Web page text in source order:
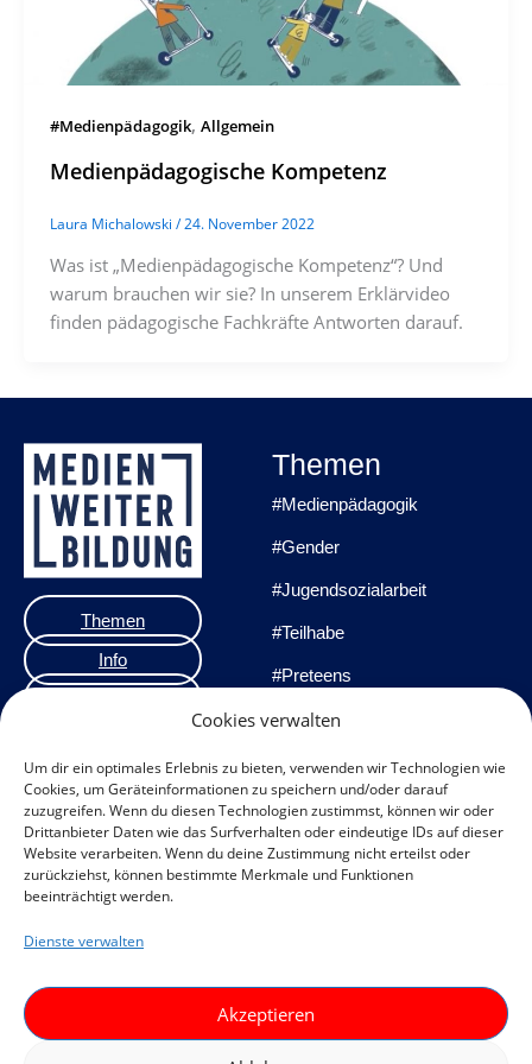
Cookies verwalten
Um dir ein optimales Erlebnis zu bieten, verwenden wir Technologien wie
Cookies, um Geräteinformationen zu speichern und/oder darauf
zuzugreifen. Wenn du diesen Technologien zustimmst, können wir oder
Drittanbieter Daten wie das Surfverhalten oder eindeutige IDs auf dieser
Website verarbeiten. Wenn du deine Zustimmung nicht erteilst oder
zurückziehst, können bestimmte Merkmale und Funktionen
beeinträchtigt werden.
Dienste verwalten
Akzeptieren
#Medienpädagogik, Allgemein
Medienpädagogische Kompetenz
Laura Michalowski /24. November 2022
Was ist „Medienpädagogische Kompetenz“? Und
warum brauchen wir sie? In unserem Erklärvideo
finden pädagogische Fachkräfte Antworten darauf.
Themen
Info
Impressum
Datenschutzerklärung
Datenschutz
F
a
I
n
Themen
#Medienpädagogik
#Gender
#Jugendsozialarbeit
#Teilhabe
#Preteens
#Praxisprojekte
#Methoden